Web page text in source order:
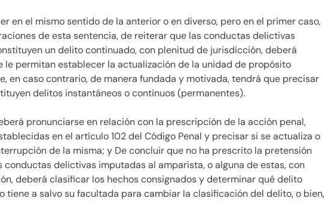
en el mismo sentido de la anterior o en diverso, pero en el primer caso,
de esta sentencia, de reiterar que las conductas delictivas
un delito continuado, con plenitud de jurisdicción, deberá
le permitan establecer la actualización de la unidad de propósito
en caso contrario, de manera fundada y motivada, tendrá que precisar
delitos instantáneos o continuos (permanentes).
pronunciarse en relación con la prescripción de la acción penal,
en el artículo 102 del Código Penal y precisar si se actualiza o
de la misma; y De concluir que no ha prescrito la pretensión
delictivas imputadas al amparista, o alguna de estas, con
deberá clasificar los hechos consignados y determinar qué delito
tiene a salvo su facultada para cambiar la clasificación del delito, o bien,